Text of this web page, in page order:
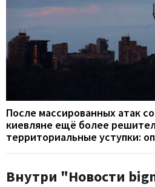
После массированных атак
киевляне ещё более
территориальные уступки:
Внутри "Новости